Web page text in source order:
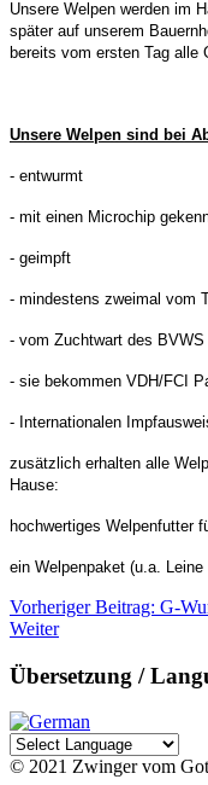
Unsere Welpen werden im
später auf unserem
bereits vom ersten Tag alle
Unsere Welpen sind bei
- entwurmt
- mit einen Microchip
- geimpft
- mindestens zweimal vom
- vom Zuchtwart des
- sie bekommen VDH/FCI
- Internationalen
zusätzlich erhalten alle
Hause:
hochwertiges Welpenfutter
ein Welpenpaket (u.a. Leine
Vorheriger Beitrag: G-
Weiter
Übersetzung /
© 2021 Zwinger vom